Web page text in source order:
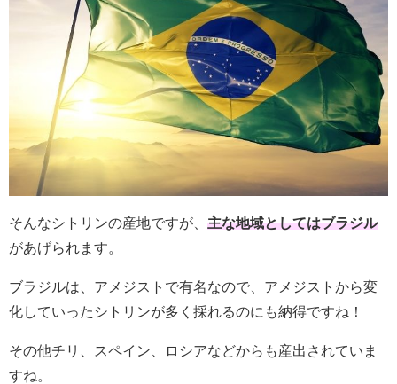
そんなシトリンの産地ですが、 主な地域としてはブラジル
があげられます。
ブラジルは、アメジストで有名なので、アメジストから変
化していったシトリンが多く採れるのにも納得ですね！
その他チリ、スペイン、ロシアなどからも産出されていま
すね。